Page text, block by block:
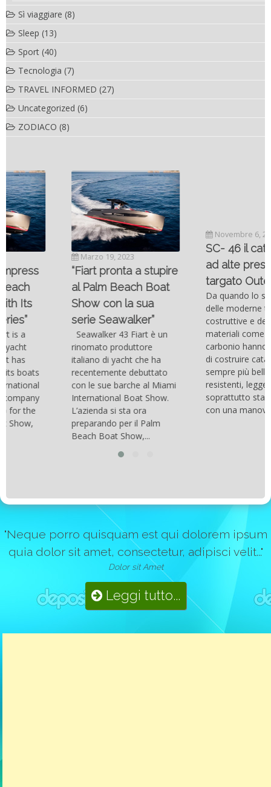
Sì viaggiare (8)
Sleep (13)
Sport (40)
Tecnologia (7)
TRAVEL INFORMED (27)
Uncategorized (6)
ZODIACO (8)
Marzo 19, 2023
“Fiart pronta a stupire
al Palm Beach Boat
Show con la sua
serie Seawalker”
Seawalker 43 Fiart è un
rinomato produttore
italiano di yacht che ha
recentemente debuttato
con le sue barche al Miami
International Boat Show.
L’azienda si sta ora
preparando per il Palm
Beach Boat Show,...
Novembre 6, 2022
SC- 46 il catamarano
ad alte prestazioni
targato Outerlimits.
Da quando lo sviluppo
delle moderne tecnologie
costruttive e dei nuovi
materiali come la fibra di
carbonio hanno consentito
di costruire catamarani
sempre più belli, compatti,
resistenti, leggeri e
soprattutto stabili veloci
con una manovrabilità...
"Neque porro quisquam est qui dolorem ipsum
quia dolor sit amet, consectetur, adipisci velit..."
Dolor sit Amet
Leggi tutto...